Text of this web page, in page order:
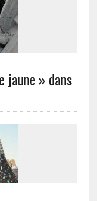
jaune » dans